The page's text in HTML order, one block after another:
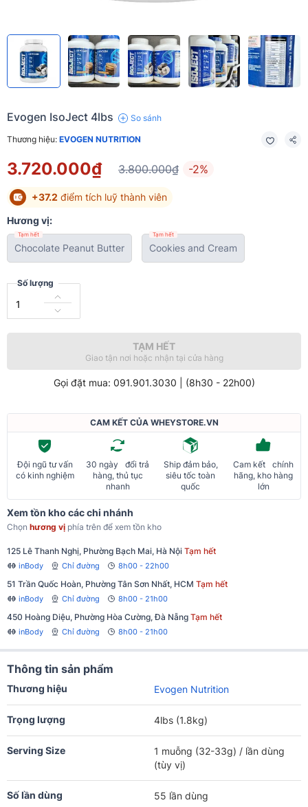
Evogen IsoJect 4lbs So sánh
Thương hiệu: EVOGEN NUTRITION
3.720.000₫ 3.800.000₫ -2%
+37.2 điểm tích luỹ thành viên
Hương vị:
Tạm hết
Chocolate Peanut Butter
Tạm hết
Cookies and Cream
Số lượng
TẠM HẾT
Giao tận nơi hoặc nhận tại cửa hàng
Gọi đặt mua: 091.901.3030 | (8h30 - 22h00)
CAM KẾT CỦA WHEYSTORE.VN
Đội ngũ tư vấn
có kinh nghiệm
30 ngày đổi trả
hàng, thủ tục
nhanh
Ship đảm bảo,
siêu tốc toàn
quốc
Cam kết chính
hãng, kho hàng
lớn
Xem tồn kho các chi nhánh
Chọn hương vị phía trên để xem tồn kho
125 Lê Thanh Nghị, Phường Bạch Mai, Hà Nội Tạm hết
inBody Chỉ đường 8h00 - 22h00
51 Trần Quốc Hoàn, Phường Tân Sơn Nhất, HCM Tạm hết
inBody Chỉ đường 8h00 - 21h00
450 Hoàng Diệu, Phường Hòa Cường, Đà Nẵng Tạm hết
inBody Chỉ đường 8h00 - 21h00
Thông tin sản phẩm
Thương hiệu Evogen Nutrition
Trọng lượng 4lbs (1.8kg)
Serving Size
1 muỗng (32-33g) / lần dùng
(tùy vị)
Số lần dùng 55 lần dùng